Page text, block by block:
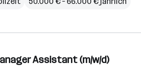
Assistant (m/w/d)